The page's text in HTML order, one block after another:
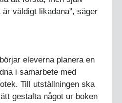
väldigt likadana”, säger
eleverna planera en
i samarbete med
Till utställningen ska
gestalta något ur boken